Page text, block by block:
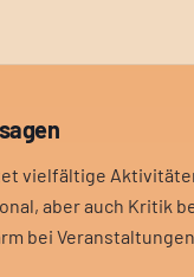
vielfältige
aber auch Kritik
bei Veranstaltungen.